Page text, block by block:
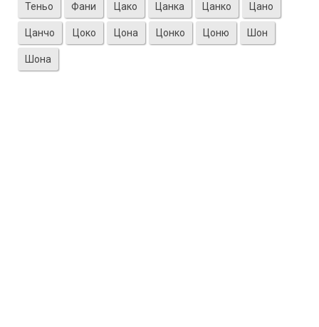
Теньо Фани Цако Цанка Цанко Цано
Цанчо Цоко Цона Цонко Цоню Шон
Шона